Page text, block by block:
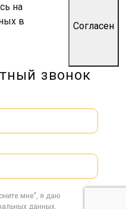
на
в
Согласен
звонок
мне", я даю
данных.